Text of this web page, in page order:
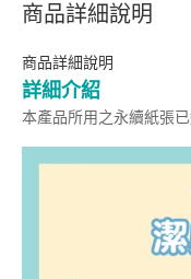
商品詳細說明
商品詳細說明
詳細介紹
本產品所用之永續紙張已